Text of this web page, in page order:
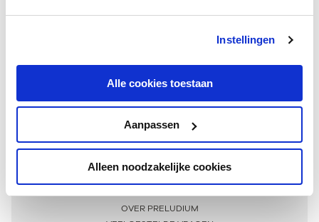
Instellingen
Alle cookies toestaan
Aanpassen
Alleen noodzakelijke cookies
Meer informatie
OVER PRELUDIUM